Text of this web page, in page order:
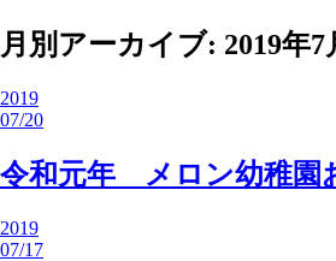
月別アーカイブ: 2019年7
2019
07/20
令和元年 メロン幼稚園
2019
07/17